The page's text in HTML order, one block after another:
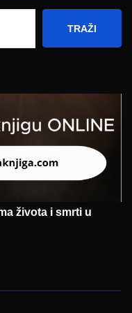
TRAŽI
života i smrti u